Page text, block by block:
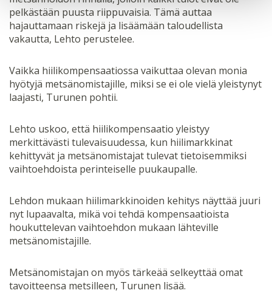
pelkästään puusta riippuvaisia. Tämä auttaa
hajauttamaan riskejä ja lisäämään taloudellista
vakautta, Lehto perustelee.
Vaikka hiilikompensaatiossa vaikuttaa olevan monia
hyötyjä metsänomistajille, miksi se ei ole vielä yleistynyt
laajasti, Turunen pohtii.
Lehto uskoo, että hiilikompensaatio yleistyy
merkittävästi tulevaisuudessa, kun hiilimarkkinat
kehittyvät ja metsänomistajat tulevat tietoisemmiksi
vaihtoehdoista perinteiselle puukaupalle.
Lehdon mukaan hiilimarkkinoiden kehitys näyttää juuri
nyt lupaavalta, mikä voi tehdä kompensaatioista
houkuttelevan vaihtoehdon mukaan lähteville
metsänomistajille.
Metsänomistajan on myös tärkeää selkeyttää omat
tavoitteensa metsilleen, Turunen lisää.